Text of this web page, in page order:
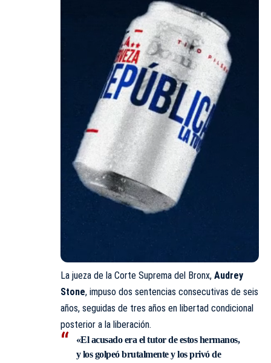
La jueza de la Corte Suprema del Bronx, Audrey
Stone, impuso dos sentencias consecutivas de seis
años, seguidas de tres años en libertad condicional
posterior a la liberación.
«El acusado era el tutor de estos hermanos,
y los golpeó brutalmente y los privó de